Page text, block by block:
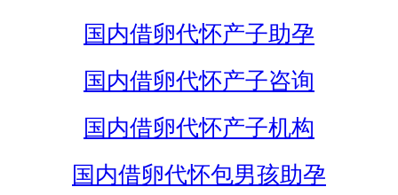
国内借卵代怀产子助孕
国内借卵代怀产子咨询
国内借卵代怀产子机构
国内借卵代怀包男孩助孕